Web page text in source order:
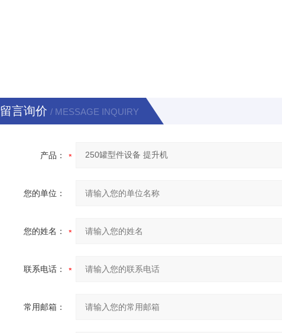
留言询价 / MESSAGE INQUIRY
产品：
您的单位：
您的姓名：
联系电话：
常用邮箱：